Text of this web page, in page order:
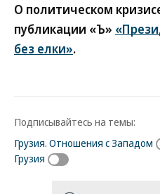
О политическом
публикации «Ъ»
без елки».
Подписывайтесь на темы:
Грузия. Отношения с Западом
Грузия